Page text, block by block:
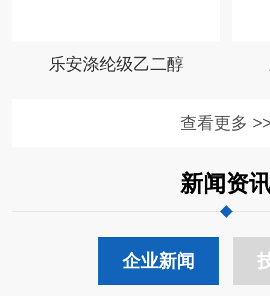
乐安涤纶级乙二醇
查看更多
新闻资
企业新闻